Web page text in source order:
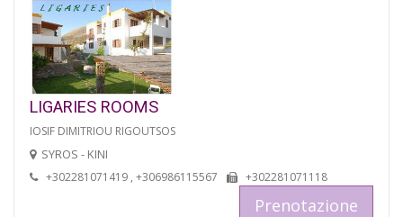
LIGARIES ROOMS
IOSIF DIMITRIOU RIGOUTSOS
SYROS - KINI
+302281071419 , +306986115567 +302281071118
Prenotazione